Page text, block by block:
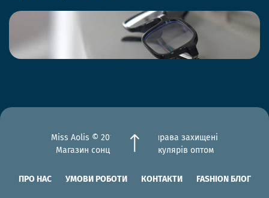
Miss Aolis © 2012-2026 Всі права захищені
Магазин сонцезахисних окулярів оптом
ПРО НАС УМОВИ РОБОТИ КОНТАКТИ FASHION БЛОГ